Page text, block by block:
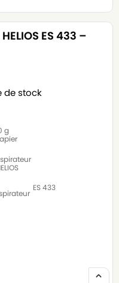
ES 433 –
de stock
g
ES 433